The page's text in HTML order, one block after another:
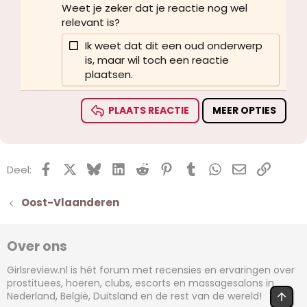
Verdana
Weet je zeker dat je reactie nog wel
relevant is?
Ik weet dat dit een oud onderwerp
is, maar wil toch een reactie
plaatsen.
PLAATS REACTIE MEER OPTIES
Deel: FacebookX (Twitter)
BlueskyLinkedIn
Reddit Pinterest
Tumblr WhatsApp
E-mail
Oost-Vlaanderen
Over ons
Girlsreview.nl is hét forum met recensies en ervaringen over
prostituees, hoeren, clubs, escorts en massagesalons in
Nederland, België, Duitsland en de rest van de wereld!